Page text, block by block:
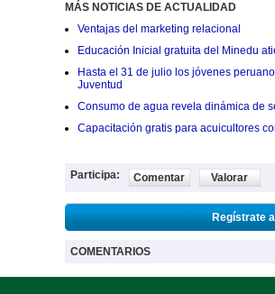
MÁS NOTICIAS DE ACTUALIDAD
Ventajas del marketing relacional
Educación Inicial gratuita del Minedu
Hasta el 31 de julio los jóvenes
Juventud
Consumo de agua revela dinámica de
Capacitación gratis para acuicultores
Participa: Comentar Valorar
Regístrate
COMENTARIOS